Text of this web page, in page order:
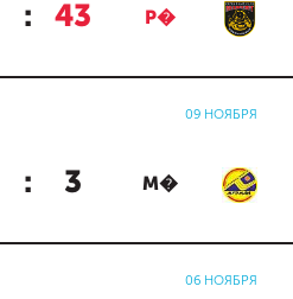
: 43 Р�
09 НОЯБРЯ
: 3 М�
06 НОЯБРЯ